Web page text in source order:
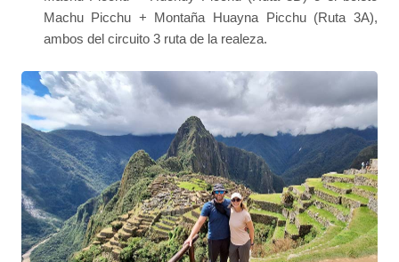
Machu Picchu + Montaña Huayna Picchu (Ruta 3A),
ambos del circuito 3 ruta de la realeza.